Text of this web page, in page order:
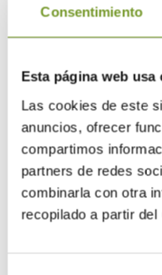
Consentimiento
Esta página web usa
Las cookies de este
anuncios, ofrecer
compartimos
partners de redes
combinarla con otra
recopilado a partir
3. Impulso a
Instalación de
presupuesto
Flotas de
Flotas) con un
millones.
4. Soluciones
en el ámbito